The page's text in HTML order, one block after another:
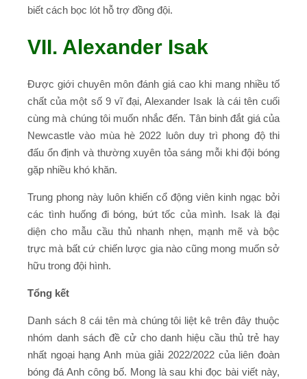
biết cách bọc lót hỗ trợ đồng đội.
VII. Alexander Isak
Được giới chuyên môn đánh giá cao khi mang nhiều tố
chất của một số 9 vĩ đại, Alexander Isak là cái tên cuối
cùng mà chúng tôi muốn nhắc đến. Tân binh đắt giá của
Newcastle vào mùa hè 2022 luôn duy trì phong độ thi
đấu ổn định và thường xuyên tỏa sáng mỗi khi đội bóng
gặp nhiều khó khăn.
Trung phong này luôn khiến cổ động viên kinh ngạc bởi
các tình huống đi bóng, bứt tốc của mình. Isak là đại
diện cho mẫu cầu thủ nhanh nhẹn, mạnh mẽ và bộc
trực mà bất cứ chiến lược gia nào cũng mong muốn sở
hữu trong đội hình.
Tổng kết
Danh sách 8 cái tên mà chúng tôi liệt kê trên đây thuộc
nhóm danh sách đề cử cho danh hiệu cầu thủ trẻ hay
nhất ngoại hạng Anh mùa giải 2022/2022 của liên đoàn
bóng đá Anh công bố. Mong là sau khi đọc bài viết này,